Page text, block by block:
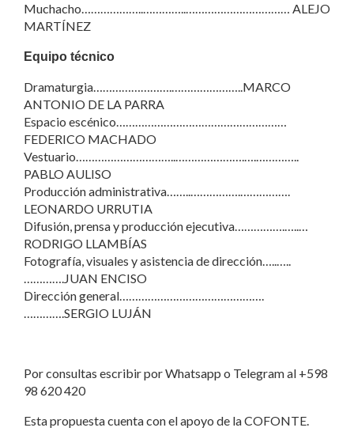
Muchacho………………..…………..…………………………… ALEJO
MARTÍNEZ
Equipo técnico
Dramaturgia…………………….…………………..MARCO
ANTONIO DE LA PARRA
Espacio escénico………………………………………………
FEDERICO MACHADO
Vestuario…………………………..………………….….…………..
PABLO AULISO
Producción administrativa……..…………….…………….
LEONARDO URRUTIA
Difusión, prensa y producción ejecutiva…………….…..…
RODRIGO LLAMBÍAS
Fotografía, visuales y asistencia de dirección…..…..
………….JUAN ENCISO
Dirección general……………………………………….
………….SERGIO LUJÁN
Por consultas escribir por Whatsapp o Telegram al +598
98 620 420
Esta propuesta cuenta con el apoyo de la COFONTE.